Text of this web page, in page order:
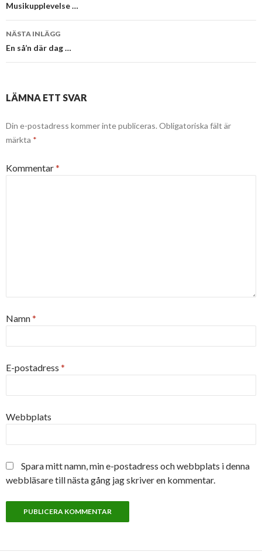
Musikupplevelse …
NÄSTA INLÄGG
En så’n där dag …
LÄMNA ETT SVAR
Din e-postadress kommer inte publiceras. Obligatoriska fält är
märkta *
Kommentar*
Namn*
E-postadress *
Webbplats
Spara mitt namn, min e-postadress och webbplats i denna
webbläsare till nästa gång jag skriver en kommentar.